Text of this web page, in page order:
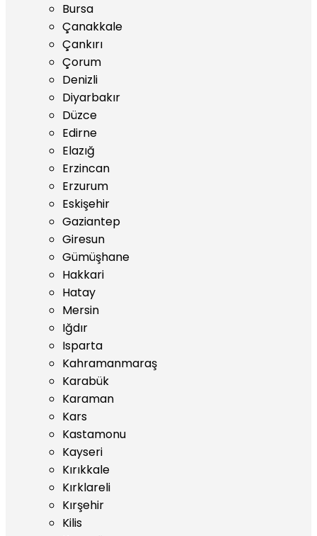
Bursa
Çanakkale
Çankırı
Çorum
Denizli
Diyarbakır
Düzce
Edirne
Elazığ
Erzincan
Erzurum
Eskişehir
Gaziantep
Giresun
Gümüşhane
Hakkari
Hatay
Mersin
Iğdır
Isparta
Kahramanmaraş
Karabük
Karaman
Kars
Kastamonu
Kayseri
Kırıkkale
Kırklareli
Kırşehir
Kilis